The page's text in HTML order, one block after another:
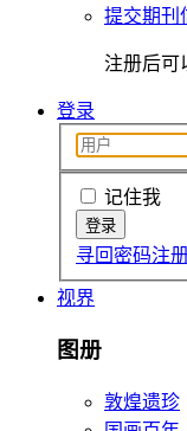
提交期刊
注册后可
登录
记住我
寻回密码注
视界
图册
敦煌遗珍